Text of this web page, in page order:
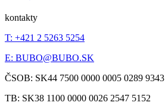
kontakty
T: +421 2 5263 5254
E: BUBO@BUBO.SK
ČSOB: SK44 7500 0000 0005 0289 9343
TB: SK38 1100 0000 0026 2547 5152